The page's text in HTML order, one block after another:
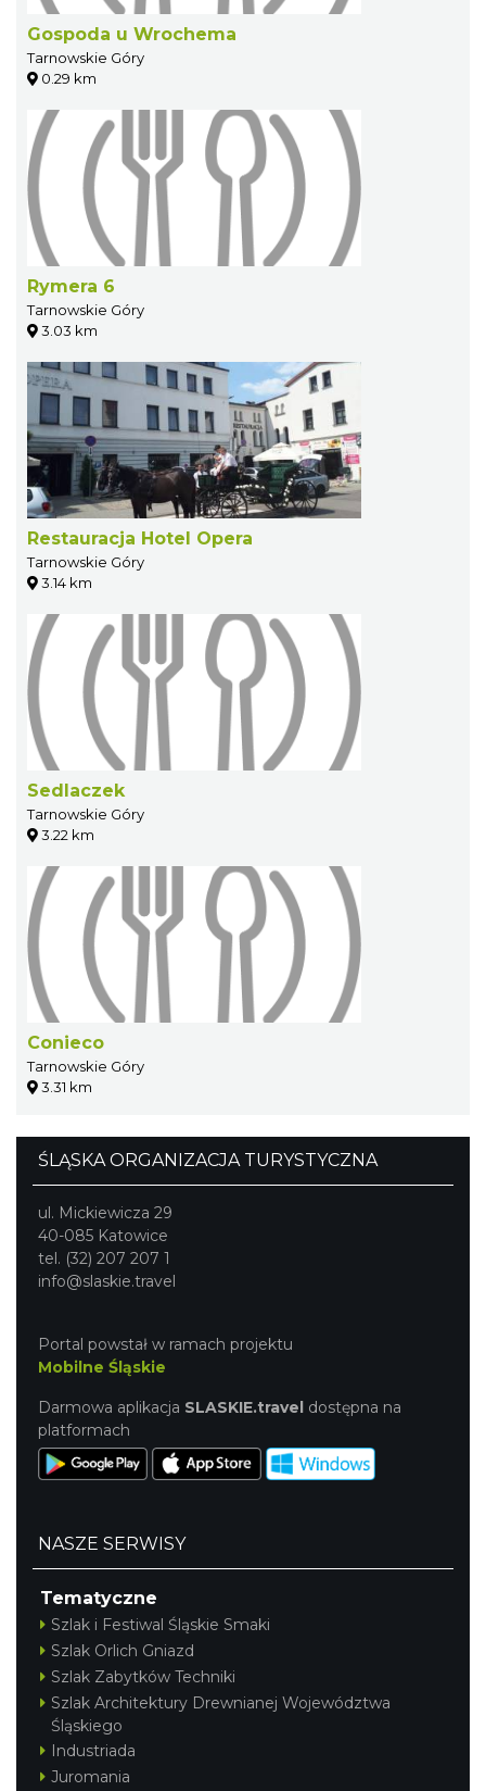
Gospoda u Wrochema
Tarnowskie Góry
0.29 km
Rymera 6
Tarnowskie Góry
3.03 km
Restauracja Hotel Opera
Tarnowskie Góry
3.14 km
Sedlaczek
Tarnowskie Góry
3.22 km
Conieco
Tarnowskie Góry
3.31 km
ŚLĄSKA ORGANIZACJA TURYSTYCZNA
ul. Mickiewicza 29
40-085 Katowice
tel. (32) 207 207 1
info@slaskie.travel
Portal powstał w ramach projektu
Mobilne Śląskie
Darmowa aplikacja SLASKIE.travel dostępna na
platformach
NASZE SERWISY
Tematyczne
Szlak i Festiwal Śląskie Smaki
Szlak Orlich Gniazd
Szlak Zabytków Techniki
Szlak Architektury Drewnianej Województwa
Śląskiego
Industriada
Juromania